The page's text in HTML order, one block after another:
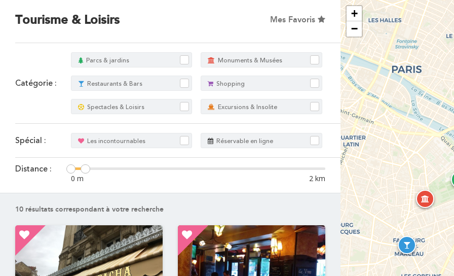
Mes Favoris
Tourisme & Loisirs
Catégorie :
Parcs & jardins Monuments & Musées
Restaurants & Bars Shopping
Spectacles & Loisirs Excursions & Insolite
Spécial : Les incontournables Réservable en ligne
Distance :
0 m 2 km
10 résultats correspondant à votre recherche
+
−